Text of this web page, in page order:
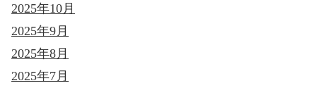
2025年10月
2025年9月
2025年8月
2025年7月